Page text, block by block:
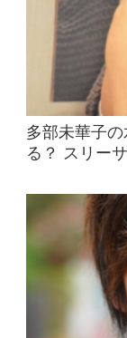
多部未華子
る？ スリー